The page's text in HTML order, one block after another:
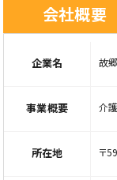
会社概要
企業名 故
事業概要 介
所在地 〒